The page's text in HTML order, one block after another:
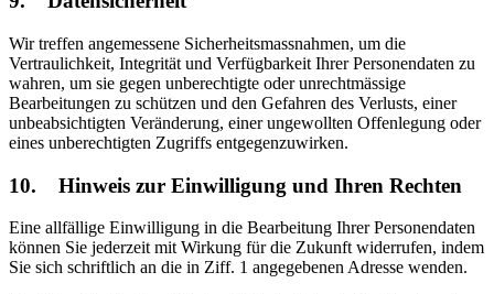
Wir treffen angemessene Sicherheitsmassnahmen, um die
Vertraulichkeit, Integrität und Verfügbarkeit Ihrer Personendaten zu
wahren, um sie gegen unberechtigte oder unrechtmässige
Bearbeitungen zu schützen und den Gefahren des Verlusts, einer
unbeabsichtigten Veränderung, einer ungewollten Offenlegung oder
eines unberechtigten Zugriffs entgegenzuwirken.
10. Hinweis zur Einwilligung und Ihren Rechten
Eine allfällige Einwilligung in die Bearbeitung Ihrer Personendaten
können Sie jederzeit mit Wirkung für die Zukunft widerrufen, indem
Sie sich schriftlich an die in Ziff. 1 angegebenen Adresse wenden.